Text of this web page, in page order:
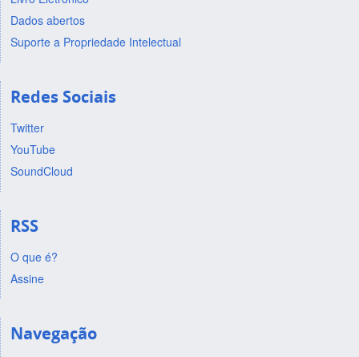
Dados abertos
Suporte a Propriedade Intelectual
Redes Sociais
Twitter
YouTube
SoundCloud
RSS
O que é?
Assine
Navegação